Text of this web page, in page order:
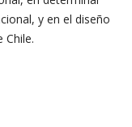
y en el diseño
Chile.